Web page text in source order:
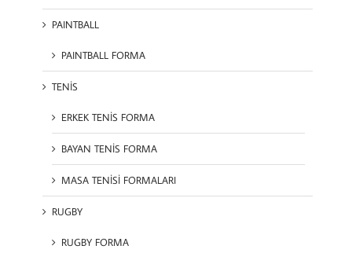
PAINTBALL
PAINTBALL FORMA
TENİS
ERKEK TENİS FORMA
BAYAN TENİS FORMA
MASA TENİSİ FORMALARI
RUGBY
RUGBY FORMA